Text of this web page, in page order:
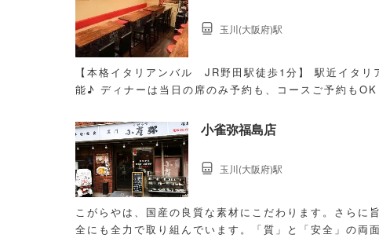
【本格イタリアンバル JR野田駅徒歩1分】 駅近イタリ
能♪ ディナーは当日の席のみ予約も、コースご予約もOK
玉川(大阪府)駅
小雀弥福島店
こがらやは、国産の良質な素材にこだわります。さらに
全にも全力で取り組んでいます。「質」と「安全」の両
玉川(大阪府)駅